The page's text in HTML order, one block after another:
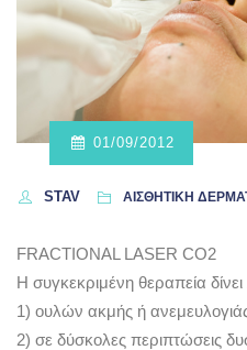
01/09/2012
STAV ΑΙΣΘΗΤΙΚΗ
FRACTIONAL LASER CO2
Η συγκεκριμένη θεραπεία
1) ουλών ακμής ή
2) σε δύσκολες περιπτώσεις